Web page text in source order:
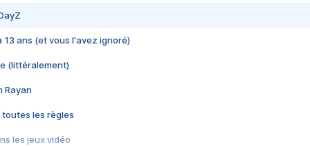
13 ans (et vous l'avez ignoré)
(littéralement)
Rayan
toutes les règles
les jeux vidéo